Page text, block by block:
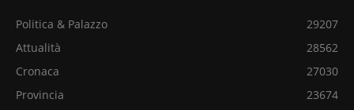
Politica & Palazzo
29207
Attualità
28562
Cronaca
27030
Provincia
23674